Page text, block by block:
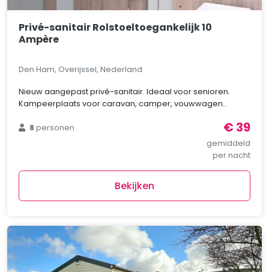
Privé-sanitair Rolstoeltoegankelijk 10
Ampère
Den Ham, Overijssel, Nederland
Nieuw aangepast privé-sanitair. Ideaal voor senioren.
Kampeerplaats voor caravan, camper, vouwwagen..
8personen € 39
gemiddeld
per nacht
Bekijken